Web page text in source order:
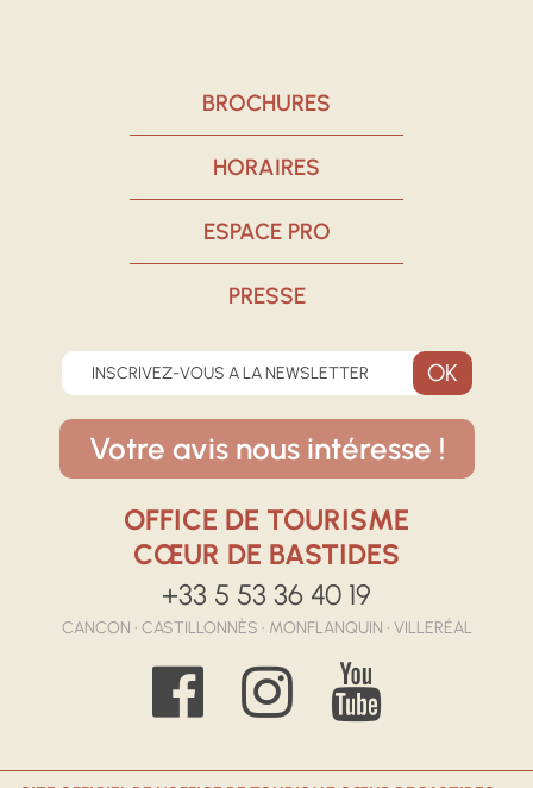
BROCHURES
HORAIRES
ESPACE PRO
PRESSE
INSCRIVEZ-VOUS A LA NEWSLETTER
Votre avis nous intéresse !
OFFICE DE TOURISME
CŒUR DE BASTIDES
+33 5 53 36 40 19
CANCON • CASTILLONNÈS • MONFLANQUIN • VILLERÉAL